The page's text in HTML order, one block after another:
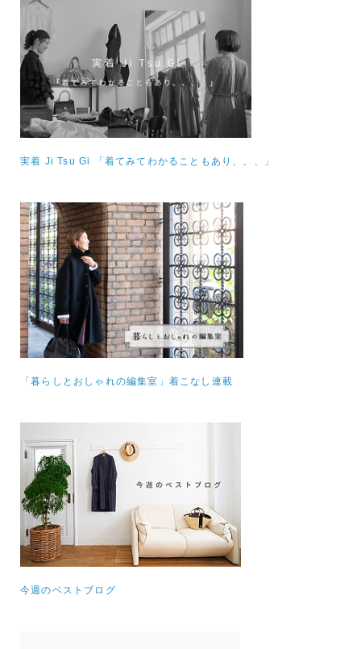
実着 Ji Tsu Gi 「着てみてわかることもあり、、、」
「暮らしとおしゃれの編集室」着こなし連載
今週のベストブログ